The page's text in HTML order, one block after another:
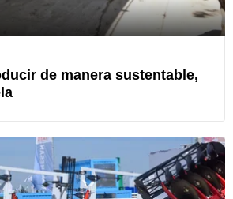
de manera sustentable,